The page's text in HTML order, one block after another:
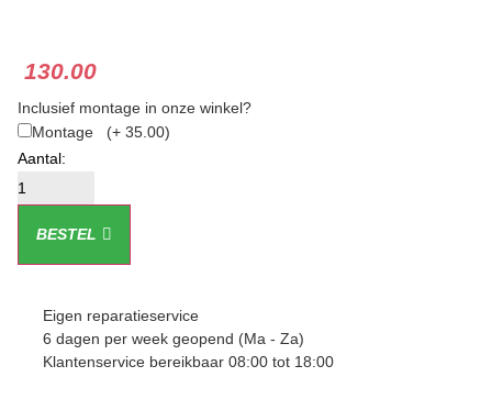
130.00
Inclusief montage in onze winkel?
Montage (+ 35.00)
BESTEL
Eigen reparatieservice
6 dagen per week geopend (Ma - Za)
Klantenservice bereikbaar 08:00 tot 18:00